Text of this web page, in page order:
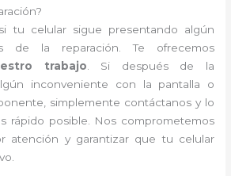
tu celular sigue presentando algún
de la reparación. Te ofrecemos
trabajo . Si después de la
inconveniente con la pantalla o
simplemente contáctanos y lo
rápido posible. Nos comprometemos
atención y garantizar que tu celular